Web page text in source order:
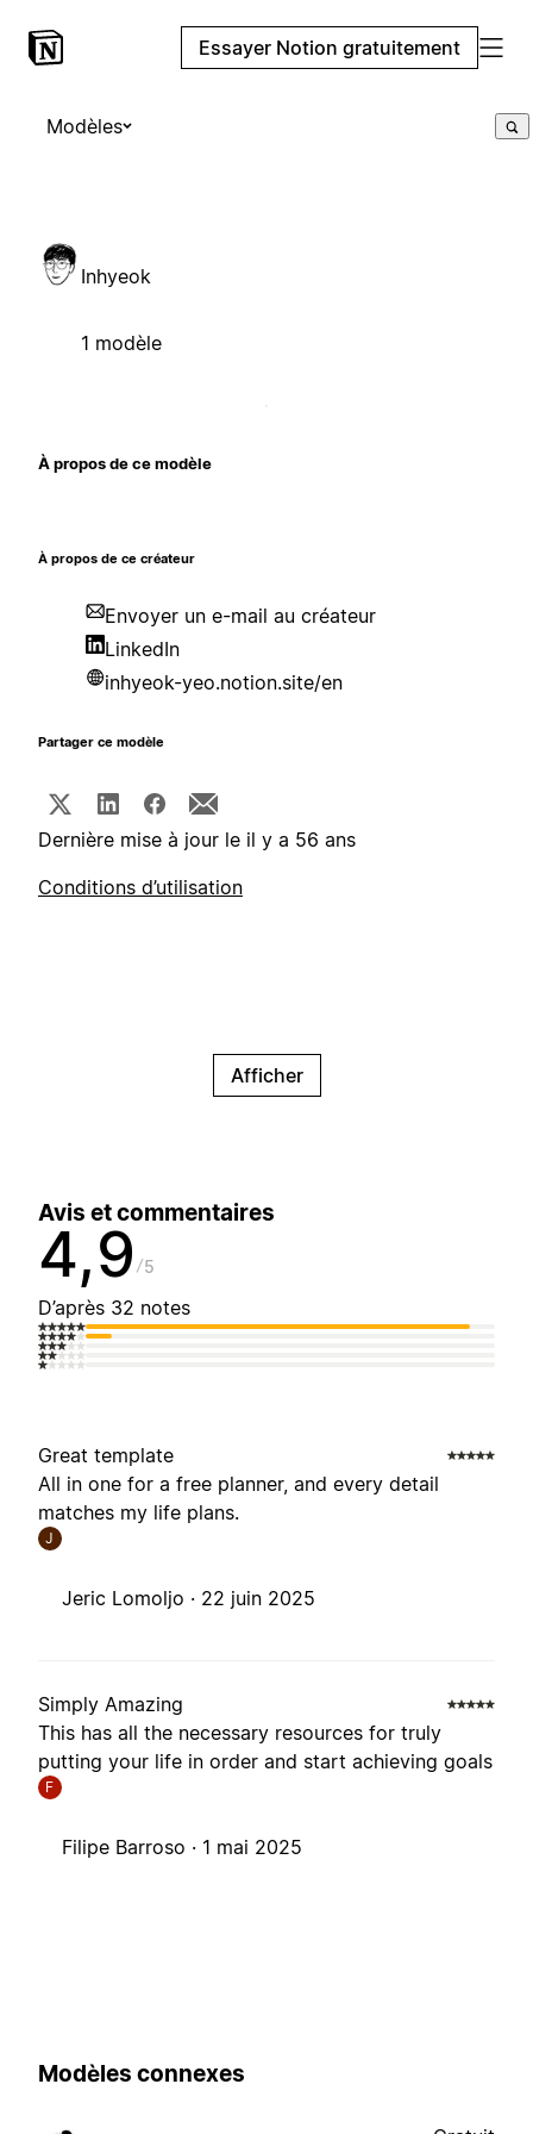
Essayer Notion gratuitement
Modèles
Inhyeok
1 modèle
À propos de ce modèle
À propos de ce créateur
Envoyer un e-mail au créateur
LinkedIn
inhyeok-yeo.notion.site/en
Partager ce modèle
Dernière mise à jour le il y a 56 ans
Conditions d’utilisation
Afficher
Avis et commentaires
4,9 5
D’après 32 notes
Great template
All in one for a free planner, and every detail
matches my life plans.
J
Jeric Lomoljo · 22 juin 2025
Simply Amazing
This has all the necessary resources for truly
putting your life in order and start achieving goals
F
Filipe Barroso · 1 mai 2025
Modèles connexes